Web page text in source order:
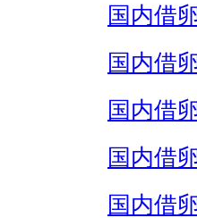
国内借
国内借
国内借
国内借
国内借